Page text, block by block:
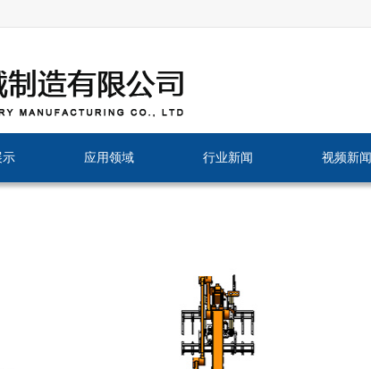
示 应用领域 行业新闻 视频新闻